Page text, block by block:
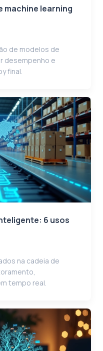
machine learning
de modelos de
desempenho e
final.
6 usos
na cadeia de
tempo real.